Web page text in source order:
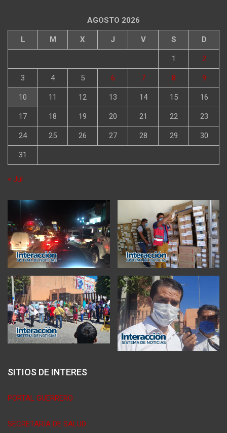
AGOSTO 2026
L M X J V S D
1 2
3 4 5 6 7 8 9
10 11 12 13 14 15 16
17 18 19 20 21 22 23
24 25 26 27 28 29 30
31
« Jul
SITIOS DE INTERES
PORTAL GUERRERO
SECRETARÍA DE SALUD